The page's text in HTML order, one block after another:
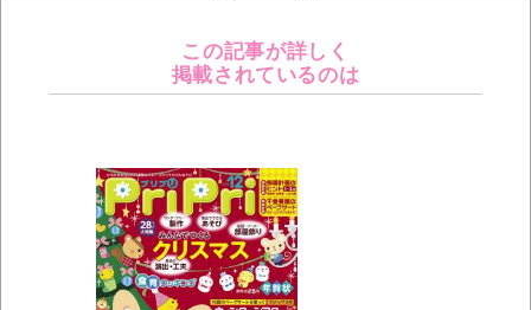
この記事が詳しく
掲載されているのは